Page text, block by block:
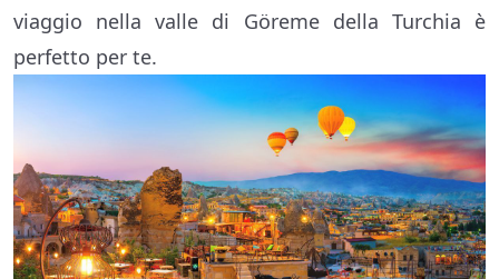
viaggio nella valle di Göreme della Turchia è
perfetto per te.